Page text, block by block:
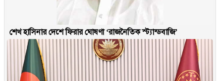
শেখ হাসিনার দেশে ফিরার ঘোষণা ‘রাজনৈতিক স্ট্যান্ডবাজি’